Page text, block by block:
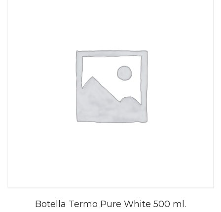
Botella Termo Pure White 500 ml.